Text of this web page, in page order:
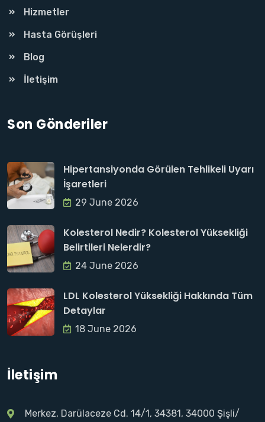
Hizmetler
Hasta Görüşleri
Blog
İletişim
Son Gönderiler
Hipertansiyonda Görülen Tehlikeli Uyarı
İşaretleri
29 June 2026
Kolesterol Nedir? Kolesterol Yüksekliği
Belirtileri Nelerdir?
24 June 2026
LDL Kolesterol Yüksekliği Hakkında Tüm
Detaylar
18 June 2026
İletişim
Merkez, Darülaceze Cd. 14/1, 34381, 34000 Şişli/